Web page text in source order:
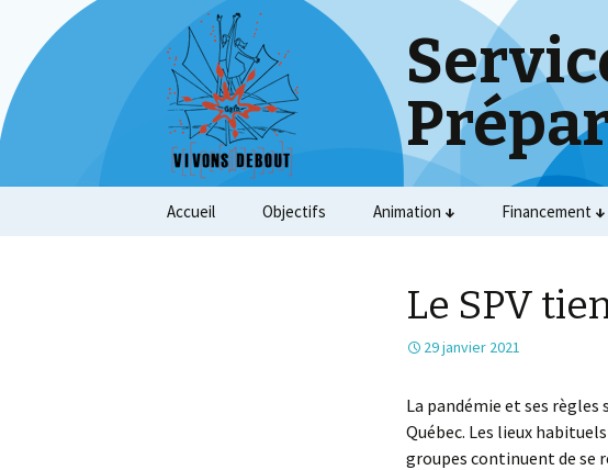
Accueil Objectifs Animation Financement
Le SPV
29 janvier 2021
La pandémie et ses règles
Québec. Les lieux
groupes continuent de se